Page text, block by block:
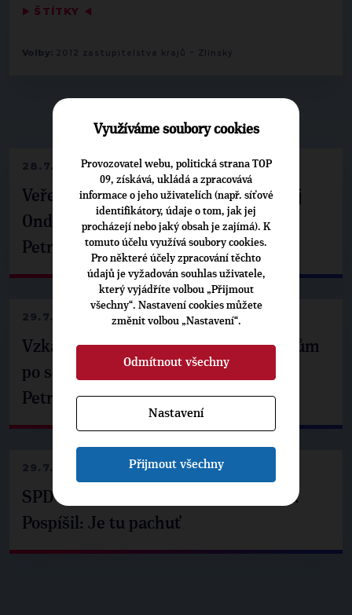
28.7.2026
Veřejné finance, euro i školství. Matěj
Ondřej Havel jednal s prezidentem
Petrem Pavlem
29.7.2026
Vzkaz Matěje Ondřeje Havla příznivcům
po setkání s prezidentem republiky
Petrem Pavlem
29.7.2026
SPD už není ve zprávě o extremismu.
Pospíšil: Je tu pachuť
▶ ŠTÍTKY ◀
Volby: 2012 zastupitelstva krajů - Zlínský
Využíváme soubory cookies
Provozovatel webu, politická strana TOP
09, získává, ukládá a zpracovává
informace o jeho uživatelích (např. síťové
identifikátory, údaje o tom, jak jej
procházejí nebo jaký obsah je zajímá). K
tomuto účelu využívá soubory cookies.
Pro některé účely zpracování těchto
údajů je vyžadován souhlas uživatele,
který vyjádříte volbou „Přijmout
všechny“. Nastavení cookies můžete
změnit volbou „Nastavení“.
Odmítnout všechny
Nastavení
Přijmout všechny